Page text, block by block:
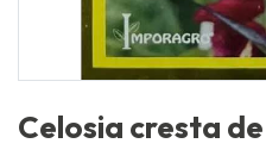
Celosia cresta